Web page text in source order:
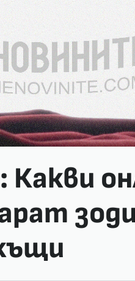
Какви